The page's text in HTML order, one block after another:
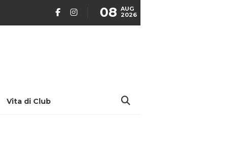
08 AUG
2026
Vita di Club